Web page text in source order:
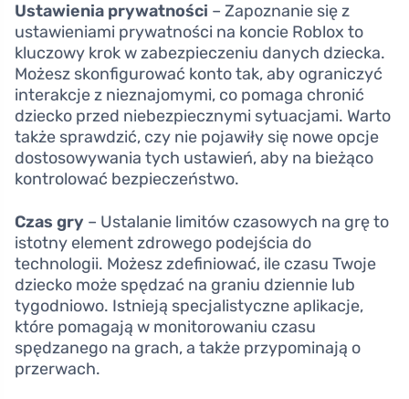
Ustawienia prywatności – Zapoznanie się z
ustawieniami prywatności na koncie Roblox to
kluczowy krok w zabezpieczeniu danych dziecka.
Możesz skonfigurować konto tak, aby ograniczyć
interakcje z nieznajomymi, co pomaga chronić
dziecko przed niebezpiecznymi sytuacjami. Warto
także sprawdzić, czy nie pojawiły się nowe opcje
dostosowywania tych ustawień, aby na bieżąco
kontrolować bezpieczeństwo.
Czas gry – Ustalanie limitów czasowych na grę to
istotny element zdrowego podejścia do
technologii. Możesz zdefiniować, ile czasu Twoje
dziecko może spędzać na graniu dziennie lub
tygodniowo. Istnieją specjalistyczne aplikacje,
które pomagają w monitorowaniu czasu
spędzanego na grach, a także przypominają o
przerwach.